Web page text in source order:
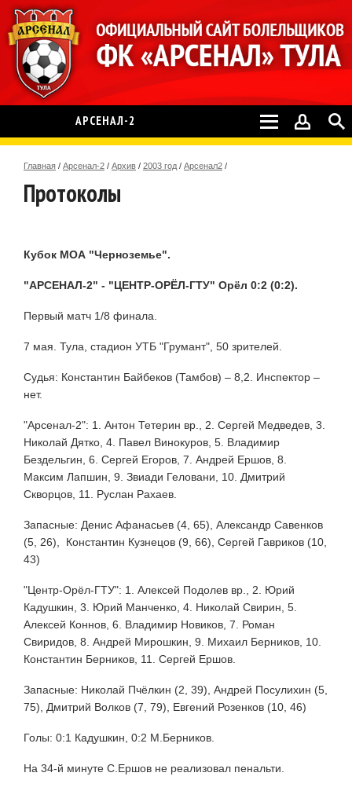
АРСЕНАЛ-2
Главная / Арсенал-2 / Архив / 2003 год / Арсенал2 /
Протоколы
Кубок МОА "Черноземье".
"АРСЕНАЛ-2" - "ЦЕНТР-ОРЁЛ-ГТУ" Орёл 0:2 (0:2).
Первый матч 1/8 финала.
7 мая. Тула, стадион УТБ "Грумант", 50 зрителей.
Судья: Константин Байбеков (Тамбов) – 8,2. Инспектор –
нет.
"Арсенал-2": 1. Антон Тетерин вр., 2. Сергей Медведев, 3.
Николай Дятко, 4. Павел Винокуров, 5. Владимир
Бездельгин, 6. Сергей Егоров, 7. Андрей Ершов, 8.
Максим Лапшин, 9. Звиади Геловани, 10. Дмитрий
Скворцов, 11. Руслан Рахаев.
Запасные: Денис Афанасьев (4, 65), Александр Савенков
(5, 26), Константин Кузнецов (9, 66), Сергей Гавриков (10,
43)
"Центр-Орёл-ГТУ": 1. Алексей Подолев вр., 2. Юрий
Кадушкин, 3. Юрий Манченко, 4. Николай Свирин, 5.
Алексей Коннов, 6. Владимир Новиков, 7. Роман
Свиридов, 8. Андрей Мирошкин, 9. Михаил Берников, 10.
Константин Берников, 11. Сергей Ершов.
Запасные: Николай Пчёлкин (2, 39), Андрей Посулихин (5,
75), Дмитрий Волков (7, 79), Евгений Розенков (10, 46)
Голы: 0:1 Кадушкин, 0:2 М.Берников.
На 34-й минуте С.Ершов не реализовал пенальти.